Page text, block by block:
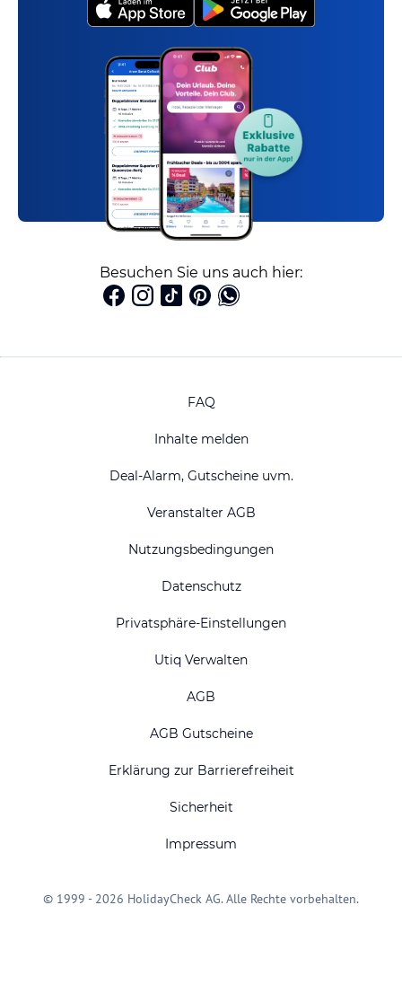
Besuchen Sie uns auch hier:
FAQ
Inhalte melden
Deal-Alarm, Gutscheine uvm.
Veranstalter AGB
Nutzungsbedingungen
Datenschutz
Privatsphäre-Einstellungen
Utiq Verwalten
AGB
AGB Gutscheine
Erklärung zur Barrierefreiheit
Sicherheit
Impressum
© 1999 - 2026 HolidayCheck AG. Alle Rechte vorbehalten.